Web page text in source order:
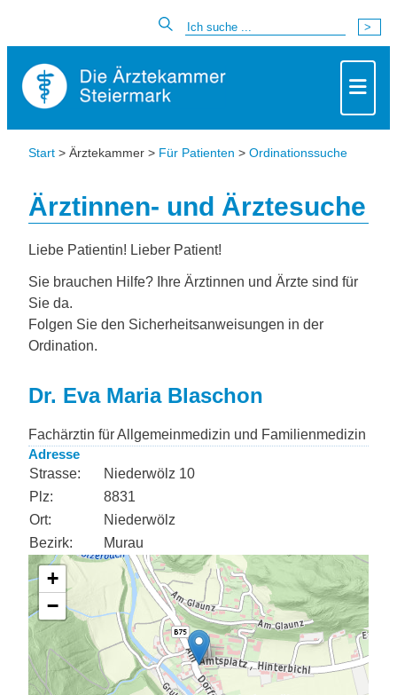
Start > Ärztekammer > Für Patienten > Ordinationssuche
Ärztinnen- und Ärztesuche
Liebe Patientin! Lieber Patient!
Sie brauchen Hilfe? Ihre Ärztinnen und Ärzte sind für
Sie da.
Folgen Sie den Sicherheitsanweisungen in der
Ordination.
Dr. Eva Maria Blaschon
Fachärztin für Allgemeinmedizin und Familienmedizin
Adresse
Strasse:
Niederwölz 10
Plz:
8831
Ort:
Niederwölz
Bezirk:
Murau